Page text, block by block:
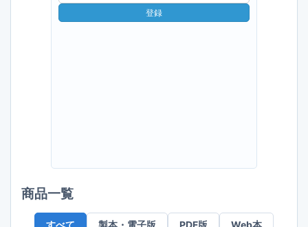
ー
ル
登録
商品一覧
すべて 製本・電子版 PDF版 Web本